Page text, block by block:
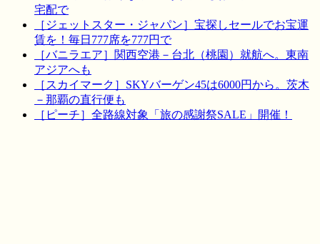
宅配で
［ジェットスター・ジャパン］宝探しセールでお宝運
賃を！毎日777席を777円で
［バニラエア］関西空港－台北（桃園）就航へ。東南
アジアへも
［スカイマーク］SKYバーゲン45は6000円から。茨木
－那覇の直行便も
［ピーチ］全路線対象「旅の感謝祭SALE」開催！